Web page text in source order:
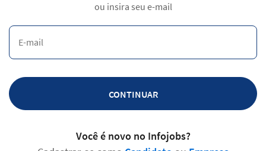
ou insira seu e-mail
CONTINUAR
Você é novo no Infojobs?